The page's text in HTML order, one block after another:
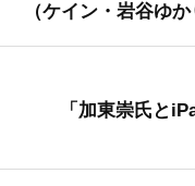
（ケイン・岩谷ゆ
「加東崇氏と